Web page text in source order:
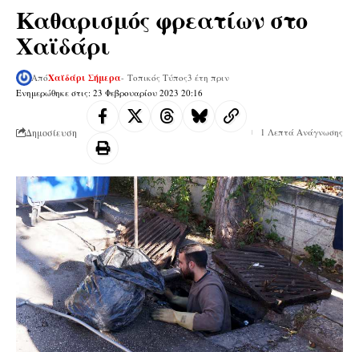
Καθαρισμός φρεατίων στο
Χαϊδάρι
Ενημερώθηκε στις: 23 Φεβρουαρίου 2023 20:16
ΑπόΧαϊδάρι Σήμερα- Τοπικός Τύπος3 έτη πριν
Δημοσίευση 1 Λεπτά Ανάγνωσης